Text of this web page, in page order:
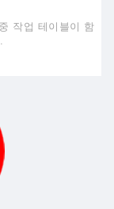
작업 테이블이 함